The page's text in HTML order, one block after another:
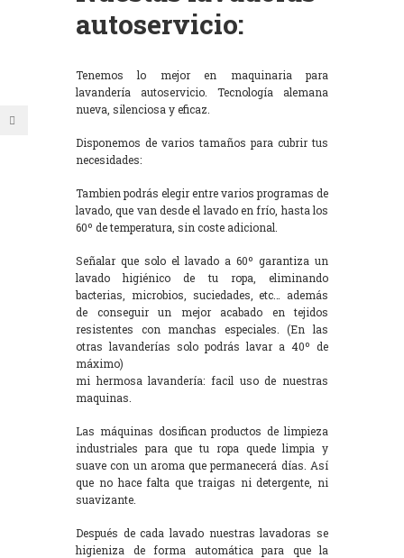
autoservicio:
Tenemos lo mejor en maquinaria para
lavandería autoservicio. Tecnología alemana
nueva, silenciosa y eficaz.
Disponemos de varios tamaños para cubrir tus
necesidades:
Tambien podrás elegir entre varios programas de
lavado, que van desde el lavado en frío, hasta los
60º de temperatura, sin coste adicional.
Señalar que solo el lavado a 60º garantiza un
lavado higiénico de tu ropa, eliminando
bacterias, microbios, suciedades, etc… además
de conseguir un mejor acabado en tejidos
resistentes con manchas especiales. (En las
otras lavanderías solo podrás lavar a 40º de
máximo)
mi hermosa lavandería: facil uso de nuestras
maquinas.
Las máquinas dosifican productos de limpieza
industriales para que tu ropa quede limpia y
suave con un aroma que permanecerá días. Así
que no hace falta que traigas ni detergente, ni
suavizante.
Después de cada lavado nuestras lavadoras se
higieniza de forma automática para que la